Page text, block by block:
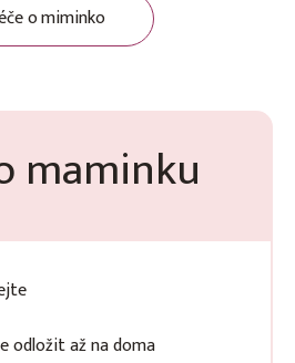
o miminko
maminku
odložit až na doma